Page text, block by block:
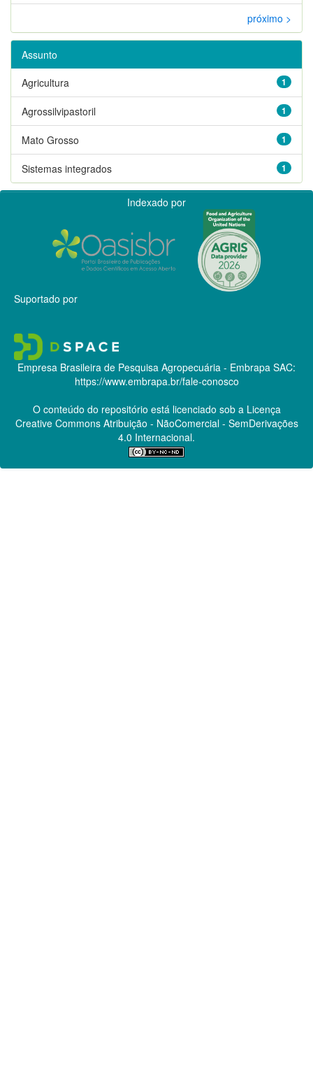
próximo >
Assunto
1
Agricultura
1
Agrossilvipastoril
1
Mato Grosso
1
Sistemas integrados
Indexado por
Suportado por
Empresa Brasileira de Pesquisa Agropecuária - Embrapa SAC:
https://www.embrapa.br/fale-conosco
O conteúdo do repositório está licenciado sob a Licença
Creative CommonsAtribuição - NãoComercial - SemDerivações
4.0 Internacional.